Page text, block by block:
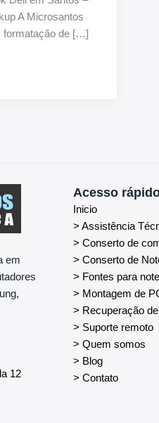
A Microsantos
formatação de […]
em
12
Acesso
Inicio
> Assistência
> Conserto de
> Conserto de
> Fontes para
> Montagem de
> Recuperação
> Suporte remoto
> Quem somos
> Blog
> Contato